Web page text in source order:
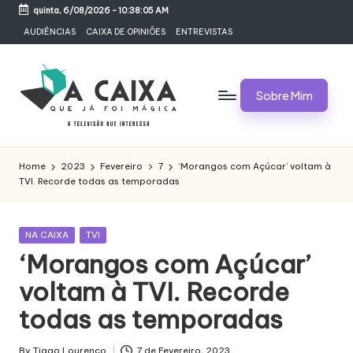
content
quinta, 6/08/2026-10:38:06 AM
AUDIÊNCIAS CAIXA DE OPINIÕES ENTREVISTAS
A
C
A
I
X
A
Q
U
Programas,
e
Bastidores
Sobre Mim
Home 2023 Fevereiro 7
‘Morangos com Açúcar’ voltam à
TVI. Recorde todas as temporadas
Posted
NA CAIXA TVI
‘Morangos com Açúcar’
voltam à TVI. Recorde
todas as temporadas